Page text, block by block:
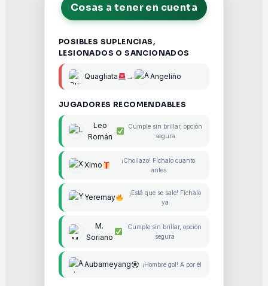
Cosas a tener en cuenta
POSIBLES SUPLENCIAS,
LESIONADOS O SANCIONADOS
Quagliata → Angeliño
JUGADORES RECOMENDABLES
Leo
Román
Cumple sin brillar, opción
segura
Ximo
¡Chollazo! Fíchalo cuanto
antes
Yeremay
¡Está que se sale! Fíchalo
ya
M.
Soriano
Cumple sin brillar, opción
segura
Aubameyang ¡Hombre gol! A por él